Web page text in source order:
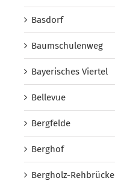
Basdorf
Baumschulenweg
Bayerisches Viertel
Bellevue
Bergfelde
Berghof
Bergholz-Rehbrücke